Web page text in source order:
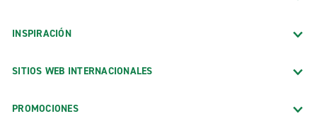
INSPIRACIÓN
SITIOS WEB INTERNACIONALES
PROMOCIONES